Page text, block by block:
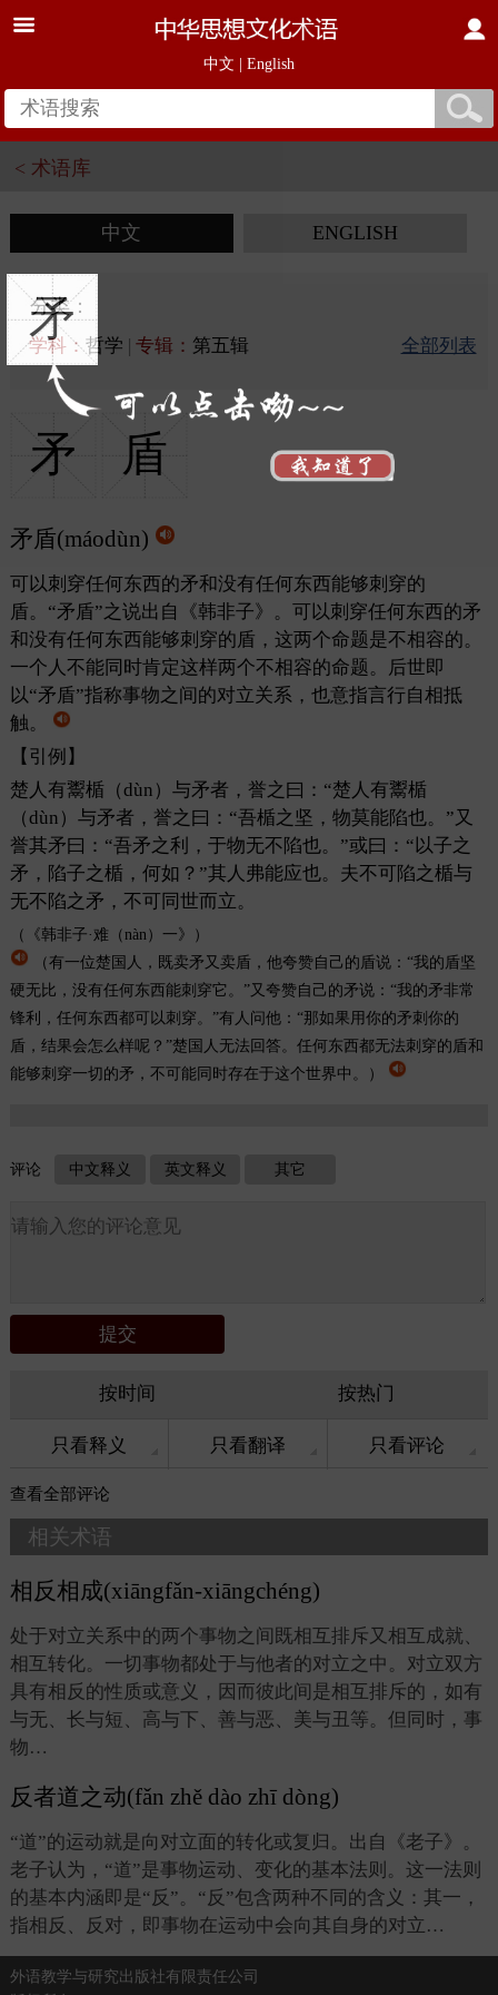
中文 English
矛
< 术语库
中文 ENGLISH
分类：
学科：哲学 专辑： 第五辑 全部列表
矛 盾
矛盾(máodùn)
可以刺穿任何东西的矛和没有任何东西能够刺穿的
盾。“矛盾”之说出自《韩非子》。可以刺穿任何东西的矛
和没有任何东西能够刺穿的盾，这两个命题是不相容的。
一个人不能同时肯定这样两个不相容的命题。后世即
以“矛盾”指称事物之间的对立关系，也意指言行自相抵
触。
【引例】
楚人有鬻楯（dùn）与矛者，誉之曰：“楚人有鬻楯
（dùn）与矛者，誉之曰：“吾楯之坚，物莫能陷也。”又
誉其矛曰：“吾矛之利，于物无不陷也。”或曰：“以子之
矛，陷子之楯，何如？”其人弗能应也。夫不可陷之楯与
无不陷之矛，不可同世而立。
（《韩非子 · 难（ nàn ）一》）
（有一位楚国人，既卖矛又卖盾，他夸赞自己的盾说：“我的盾坚
硬无比，没有任何东西能刺穿它。”又夸赞自己的矛说：“我的矛非常
锋利，任何东西都可以刺穿。”有人问他：“那如果用你的矛刺你的
盾，结果会怎么样呢？”楚国人无法回答。任何东西都无法刺穿的盾和
能够刺穿一切的矛，不可能同时存在于这个世界中。）
评论 中文释义 英文释义 其它
按时间 按热门
只看释义 只看翻译 只看评论
查看全部评论
相关术语
相反相成(xiāngfǎn-xiāngchéng)
处于对立关系中的两个事物之间既相互排斥又相互成就、
相互转化。一切事物都处于与他者的对立之中。对立双方
具有相反的性质或意义，因而彼此间是相互排斥的，如有
与无、长与短、高与下、善与恶、美与丑等。但同时，事
物…
反者道之动(fǎn zhě dào zhī dòng)
“道”的运动就是向对立面的转化或复归。出自《老子》。
老子认为，“道”是事物运动、变化的基本法则。这一法则
的基本内涵即是“反”。“反”包含两种不同的含义：其一，
指相反、反对，即事物在运动中会向其自身的对立…
外语教学与研究出版社有限责任公司